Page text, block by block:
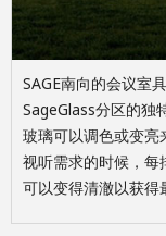
SAGE南向的会议室
SageGlass分区的独
玻璃可以调色或变亮
视听需求的时候，每
可以变得清澈以获得